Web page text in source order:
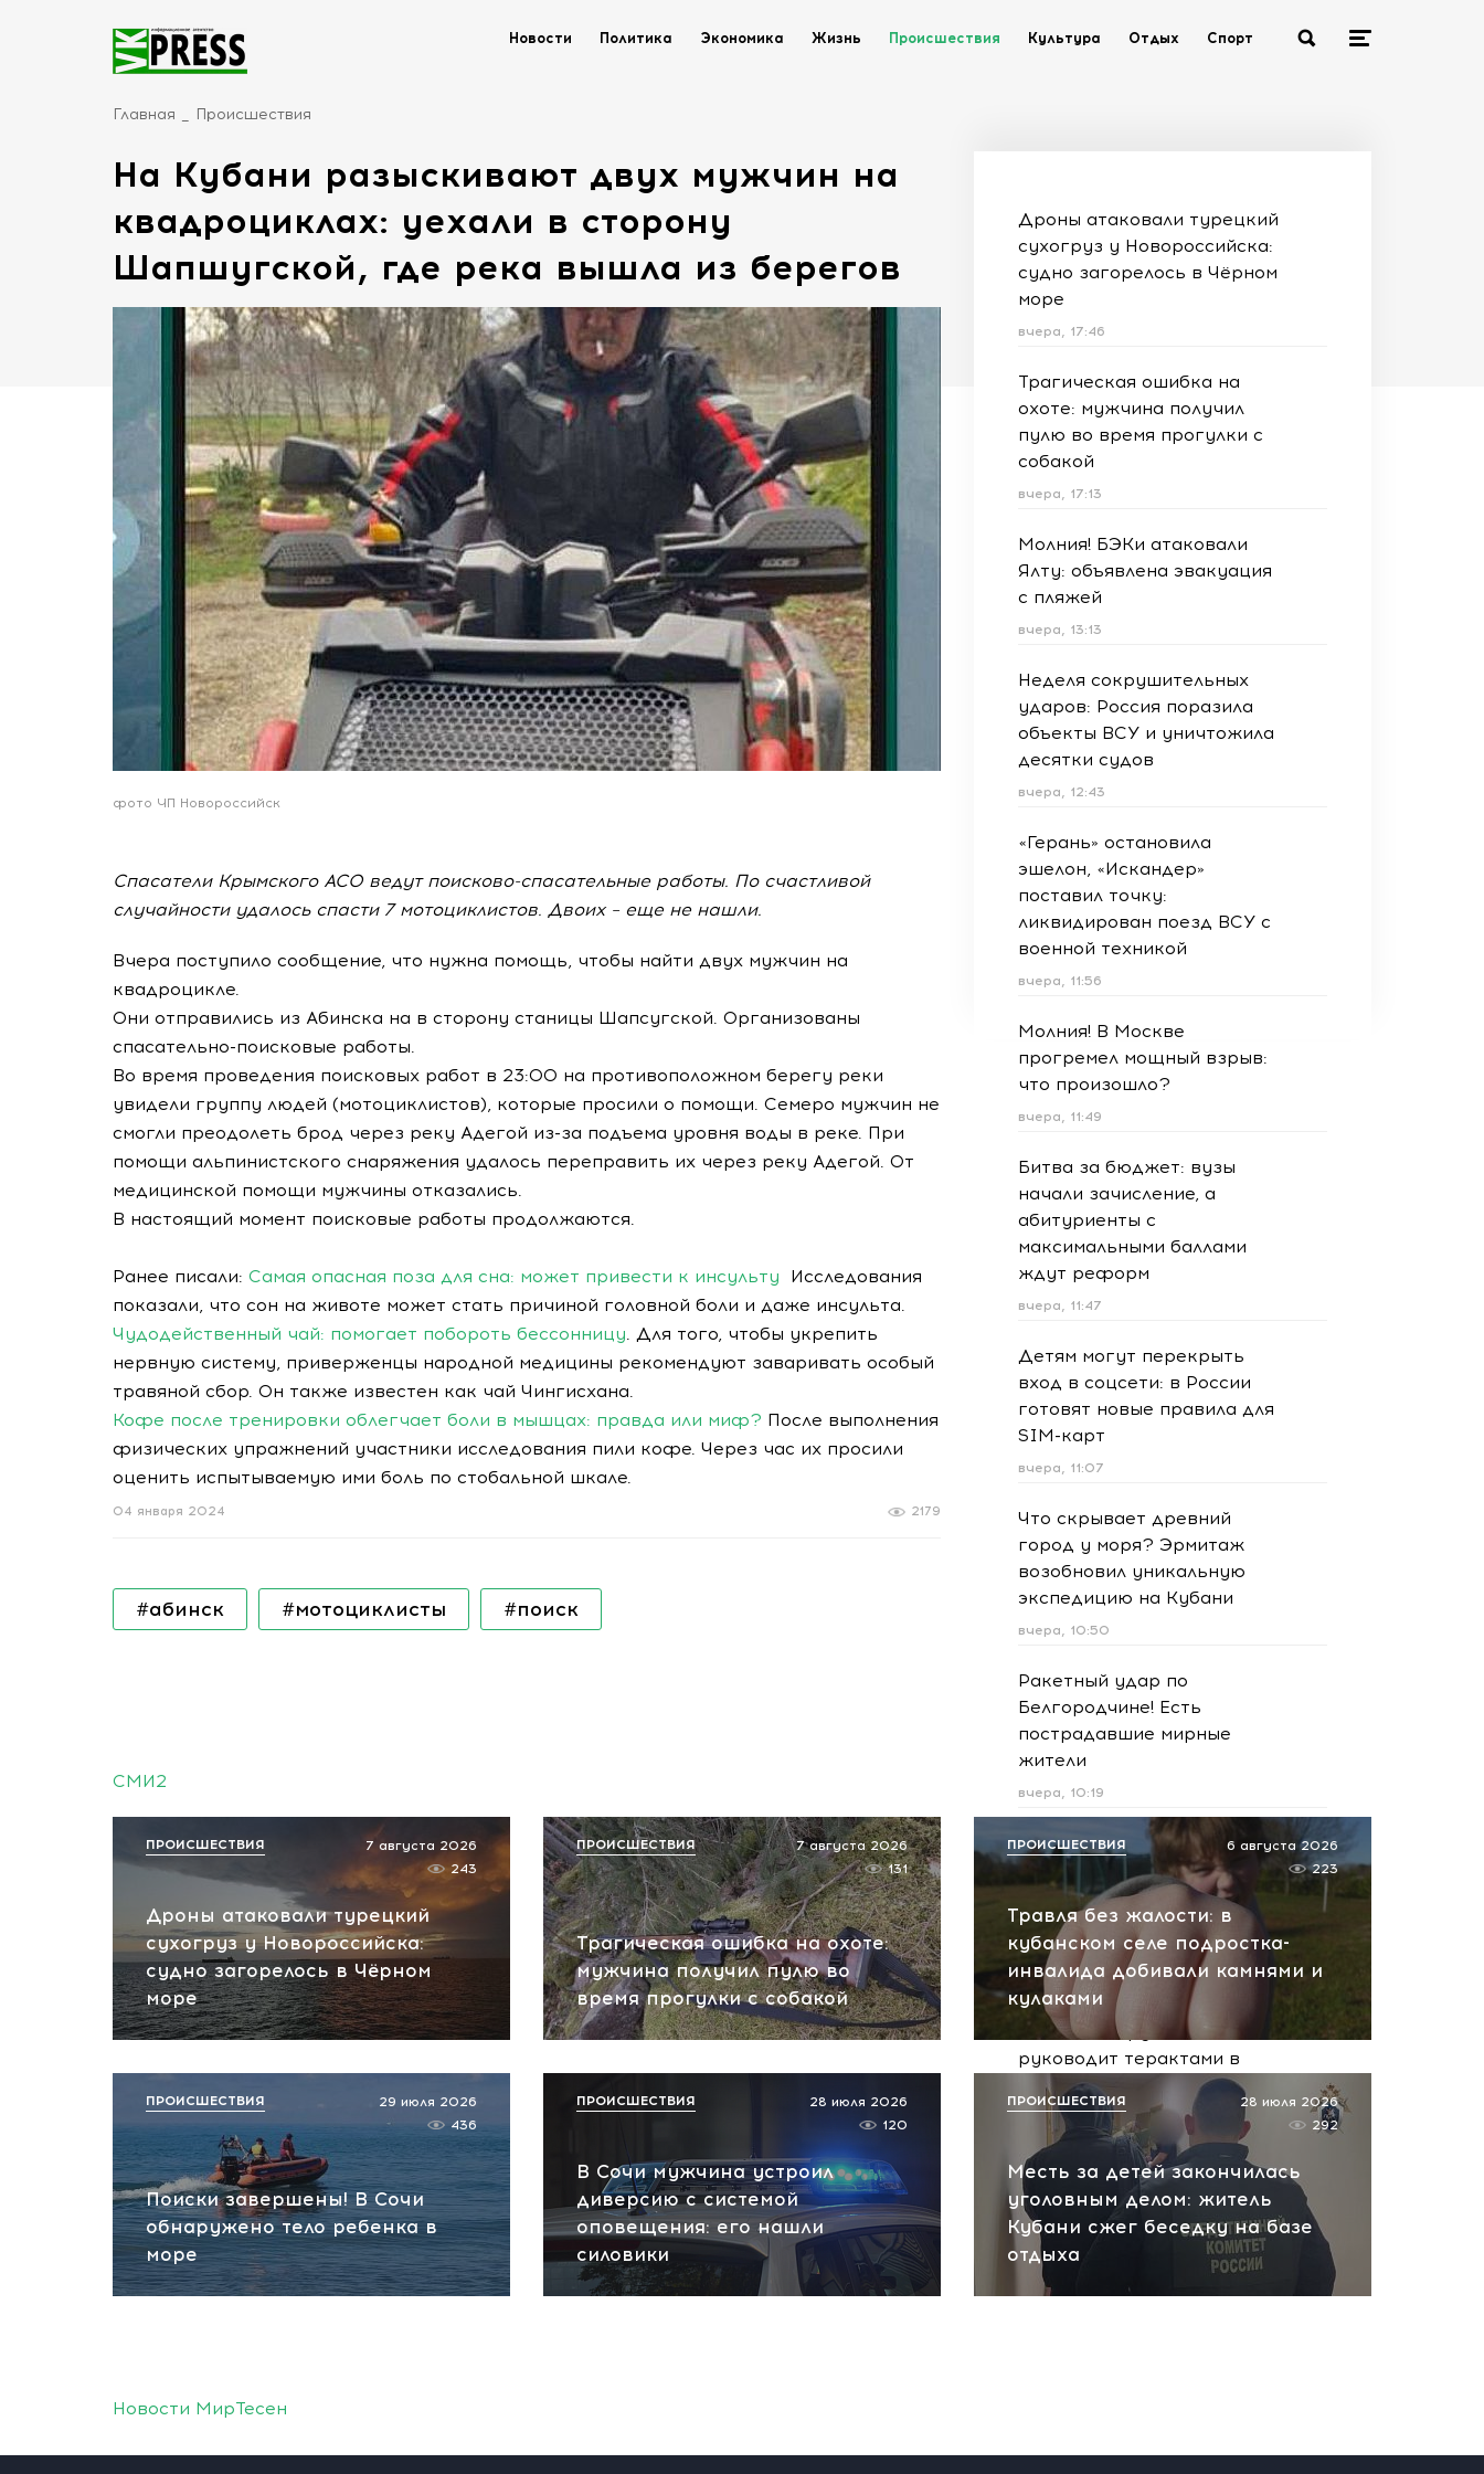
Новости Политика Экономика Жизнь Происшествия Культура Отдых Спорт
Главная Происшествия
На Кубани разыскивают двух мужчин на
квадроциклах: уехали в сторону
Шапшугской, где река вышла из берегов
фото ЧП Новороссийск
Спасатели Крымского АСО ведут поисково-спасательные работы. По счастливой
случайности удалось спасти 7 мотоциклистов. Двоих – еще не нашли.
Вчера поступило сообщение, что нужна помощь, чтобы найти двух мужчин на
квадроцикле.
Они отправились из Абинска на в сторону станицы Шапсугской. Организованы
спасательно-поисковые работы.
Во время проведения поисковых работ в 23:00 на противоположном берегу реки
увидели группу людей (мотоциклистов), которые просили о помощи. Семеро мужчин не
смогли преодолеть брод через реку Адегой из-за подъема уровня воды в реке. При
помощи альпинистского снаряжения удалось переправить их через реку Адегой. От
медицинской помощи мужчины отказались.
В настоящий момент поисковые работы продолжаются.
Ранее писали: Самая опасная поза для сна: может привести к инсульту Исследования
показали, что сон на животе может стать причиной головной боли и даже инсульта.
Чудодейственный чай: помогает побороть бессонницу. Для того, чтобы укрепить
нервную систему, приверженцы народной медицины рекомендуют заваривать особый
травяной сбор. Он также известен как чай Чингисхана.
Кофе после тренировки облегчает боли в мышцах: правда или миф? После выполнения
физических упражнений участники исследования пили кофе. Через час их просили
оценить испытываемую ими боль по стобальной шкале.
2179
04 января 2024
#абинск #мотоциклисты #поиск
Дроны атаковали турецкий
сухогруз у Новороссийска:
судно загорелось в Чёрном
море
вчера, 17:46
Трагическая ошибка на
охоте: мужчина получил
пулю во время прогулки с
собакой
вчера, 17:13
Молния! БЭКи атаковали
Ялту: объявлена эвакуация
с пляжей
вчера, 13:13
Неделя сокрушительных
ударов: Россия поразила
объекты ВСУ и уничтожила
десятки судов
вчера, 12:43
«Герань» остановила
эшелон, «Искандер»
поставил точку:
ликвидирован поезд ВСУ с
военной техникой
вчера, 11:56
Молния! В Москве
прогремел мощный взрыв:
что произошло?
вчера, 11:49
Битва за бюджет: вузы
начали зачисление, а
абитуриенты с
максимальными баллами
ждут реформ
вчера, 11:47
Детям могут перекрыть
вход в соцсети: в России
готовят новые правила для
SIM-карт
вчера, 11:07
Что скрывает древний
город у моря? Эрмитаж
возобновил уникальную
экспедицию на Кубани
вчера, 10:50
Ракетный удар по
Белгородчине! Есть
пострадавшие мирные
жители
вчера, 10:19
Срочно! В Геленджике и
Новороссийске громко -
работает ПВО:
рекомендуется уйти с
пляжей
вчера, 10:13
НАТО планирует и
руководит терактами в
России! Сенсационное
заявление хакеров
вчера, 10:07
СМИ2
Дроны атаковали турецкий
сухогруз у Новороссийска:
судно загорелось в Чёрном
море
7 августа 2026
243
ПРОИСШЕСТВИЯ
Трагическая ошибка на охоте:
мужчина получил пулю во
время прогулки с собакой
7 августа 2026
131
ПРОИСШЕСТВИЯ
Травля без жалости: в
кубанском селе подростка-
инвалида добивали камнями и
кулаками
6 августа 2026
223
ПРОИСШЕСТВИЯ
Поиски завершены! В Сочи
обнаружено тело ребенка в
море
29 июля 2026
436
ПРОИСШЕСТВИЯ
В Сочи мужчина устроил
диверсию с системой
оповещения: его нашли
силовики
28 июля 2026
120
ПРОИСШЕСТВИЯ
Месть за детей закончилась
уголовным делом: житель
Кубани сжег беседку на базе
отдыха
28 июля 2026
292
ПРОИСШЕСТВИЯ
Новости МирТесен